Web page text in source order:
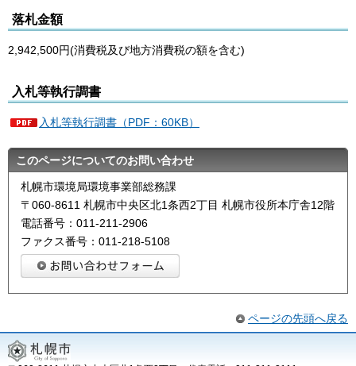
落札金額
2,942,500円(消費税及び地方消費税の額を含む)
入札等執行調書
入札等執行調書（PDF：60KB）
このページについてのお問い合わせ
札幌市環境局環境事業部総務課
〒060-8611 札幌市中央区北1条西2丁目 札幌市役所本庁舎12階
電話番号：011-211-2906
ファクス番号：011-218-5108
ページの先頭へ戻る